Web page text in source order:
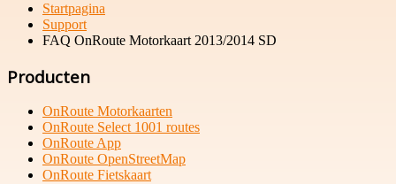
Startpagina
Support
FAQ OnRoute Motorkaart 2013/2014 SD
Producten
OnRoute Motorkaarten
OnRoute Select 1001 routes
OnRoute App
OnRoute OpenStreetMap
OnRoute Fietskaart